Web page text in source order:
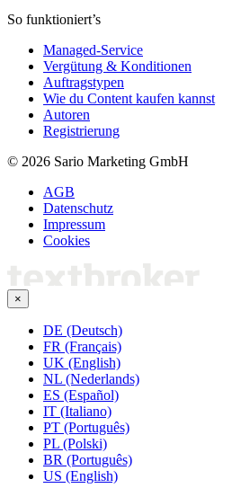
So funktioniert’s
Managed-Service
Vergütung & Konditionen
Auftragstypen
Wie du Content kaufen kannst
Autoren
Registrierung
© 2026 Sario Marketing GmbH
AGB
Datenschutz
Impressum
Cookies
×
DE (Deutsch)
FR (Français)
UK (English)
NL (Nederlands)
ES (Español)
IT (Italiano)
PT (Português)
PL (Polski)
BR (Português)
US (English)